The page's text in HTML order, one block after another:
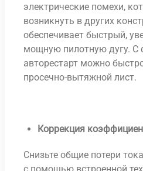
электрические помехи,
возникнуть в других
обеспечивает быстрый,
мощную пилотную дугу. С
авторестарт можно
просечно-вытяжной лист.
Коррекция
Снизьте общие потери
с помощью встроенной